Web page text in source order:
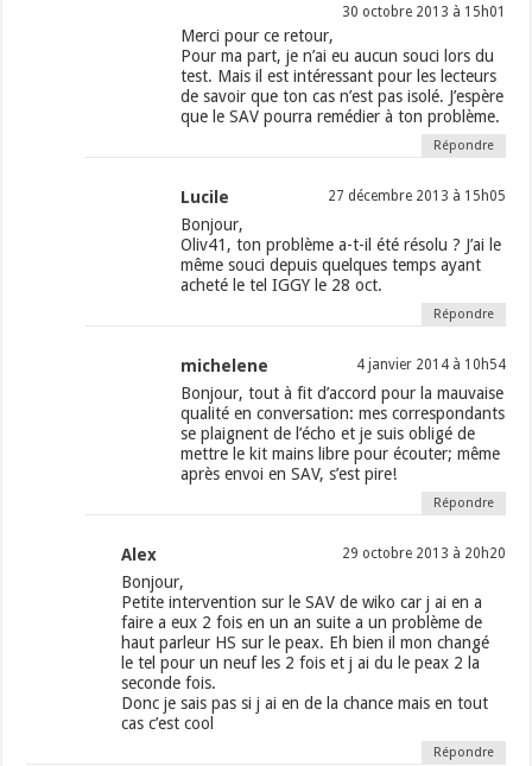
30 octobre 2013 à 15h01
Merci pour ce retour,
Pour ma part, je n’ai eu aucun souci lors du
test. Mais il est intéressant pour les lecteurs
de savoir que ton cas n’est pas isolé. J’espère
que le SAV pourra remédier à ton problème.
Répondre
Lucile 27 décembre 2013 à 15h05
Bonjour,
Oliv41, ton problème a-t-il été résolu ? J’ai le
même souci depuis quelques temps ayant
acheté le tel IGGY le 28 oct.
Répondre
michelene 4 janvier 2014 à 10h54
Bonjour, tout à fit d’accord pour la mauvaise
qualité en conversation: mes correspondants
se plaignent de l’écho et je suis obligé de
mettre le kit mains libre pour écouter; même
après envoi en SAV, s’est pire!
Répondre
Alex 29 octobre 2013 à 20h20
Bonjour,
Petite intervention sur le SAV de wiko car j ai en a
faire a eux 2 fois en un an suite a un problème de
haut parleur HS sur le peax. Eh bien il mon changé
le tel pour un neuf les 2 fois et j ai du le peax 2 la
seconde fois.
Donc je sais pas si j ai en de la chance mais en tout
cas c’est cool
Répondre